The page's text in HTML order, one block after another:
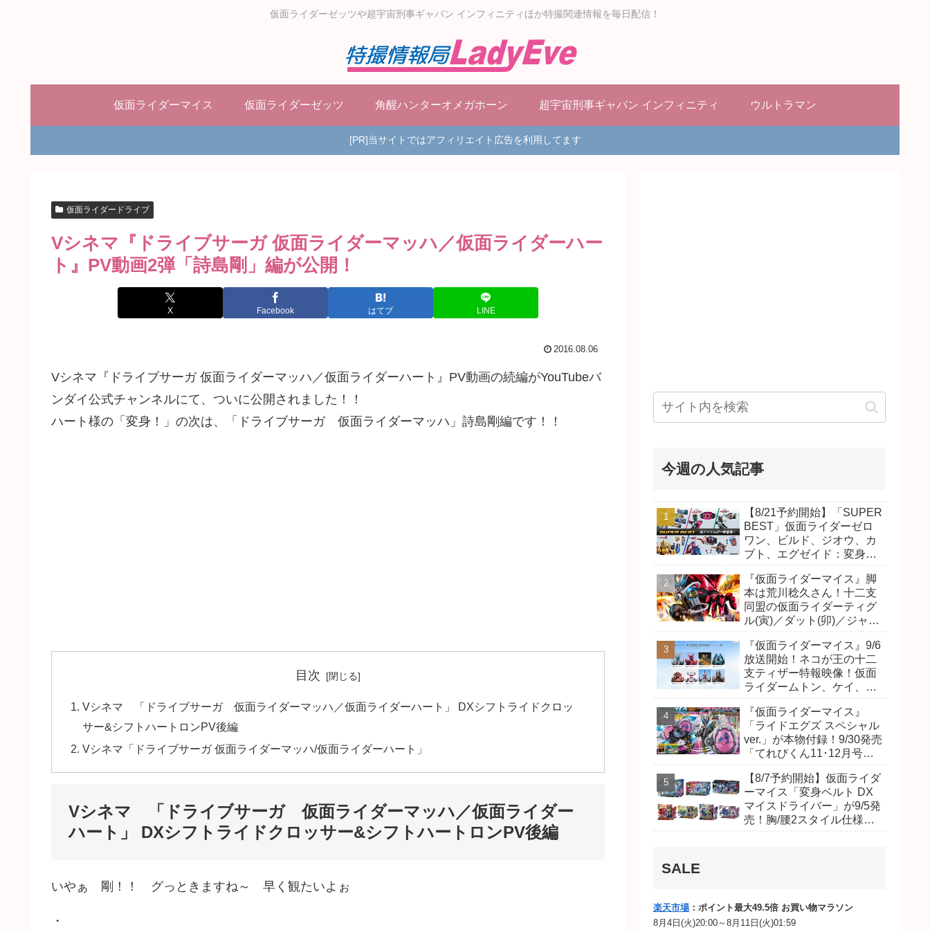
仮面ライダーゼッツや超宇宙刑事ギャバン インフィニティほか特撮関連情報を毎日配信！
仮面ライダーマイス 仮面ライダーゼッツ 角醒ハンターオメガホーン 超宇宙刑事ギャバン インフィニティ ウルトラマン
[PR]当サイトではアフィリエイト広告を利用してます
仮面ライダードライブ
Vシネマ『ドライブサーガ 仮面ライダーマッハ／仮面ライダーハー
ト』PV動画2弾「詩島剛」編が公開！
X Facebook はてブ LINE
2016.08.06
Vシネマ『ドライブサーガ 仮面ライダーマッハ／仮面ライダーハート』PV動画の続編がYouTubeバ
ンダイ公式チャンネルにて、ついに公開されました！！
ハート様の「変身！」の次は、「ドライブサーガ 仮面ライダーマッハ」詩島剛編です！！
目次
Vシネマ 「ドライブサーガ 仮面ライダーマッハ／仮面ライダーハート」 DXシフトライドクロッ
サー&シフトハートロンPV後編
Vシネマ「ドライブサーガ 仮面ライダーマッハ/仮面ライダーハート」
Vシネマ 「ドライブサーガ 仮面ライダーマッハ／仮面ライダー
ハート」 DXシフトライドクロッサー&シフトハートロンPV後編
いやぁ 剛！！ グっときますね～ 早く観たいよぉ
・
今週の人気記事
【8/21予約開始】「SUPER
BEST」仮面ライダーゼロ
ワン、ビルド、ジオウ、カ
ブト、エグゼイド：変身ベ
ー、DXネオディケイドライ
バー、DXホッパーゼクター
ほか12点！
『仮面ライダーマイス』脚
本は荒川稔久さん！十二支
同盟の仮面ライダーティグ
ル(寅)／ダット(卯)／ジャオ
尾達臣のキャストが発表！
トリガーのアキト金子隼也
さんも変身！
『仮面ライダーマイス』9/6
放送開始！ネコが王の十二
支ティザー特報映像！仮面
ライダームトン、ケイ、ヴ
開！ライダーは子丑寅卯辰
巳午未申酉戌亥猫猫の14
人⁉
『仮面ライダーマイス』
「ライドエグズ スペシャル
ver.」が本物付録！9/30発売
「てれびくん11･12月号」
キラキララメ入り！変身ベ
ルトにセットすれば特別な
音声が！
【8/7予約開始】仮面ライダ
ーマイス「変身ベルト DX
マイスドライバー」が9/5発
売！胸/腰2スタイル仕様！
SALE
楽天市場 ：ポイント最大49.5倍 お買い物マラソン
8月4日(火)20:00～8月11日(火)01:59